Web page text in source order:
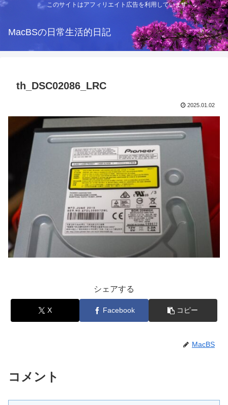
このサイトはアフィリエイト広告を利用しています
MacBSの日常生活的日記
th_DSC02086_LRC
2025.01.02
シェアする
X Facebook コピー
MacBS
コメント